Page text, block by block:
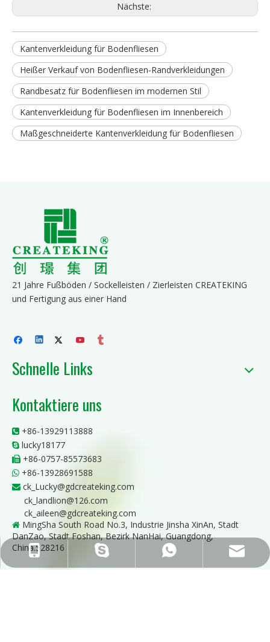
Nächste:
Kantenverkleidung für Bodenfliesen
Heißer Verkauf von Bodenfliesen-Randverkleidungen
Randbesatz für Bodenfliesen im modernen Stil
Kantenverkleidung für Bodenfliesen im Innenbereich
Maßgeschneiderte Kantenverkleidung für Bodenfliesen
21 Jahre Fußböden / Sockelleisten / Zierleisten CREATEKING
und Fertigung aus einer Hand
+86-13929113888
+86-13928691588
ck_Lucky@gdcreateking.com
Schnelle Links
Kontaktiere uns
 +86-13929113888
 lucky18177
 +86-0757-85573683
 +86-13928691588
 ck_Lucky@gdcreateking.com
ck_landlion@126.com
ck_aileen@gdcreateking.com
 MingSha South Road No.3, Industrie Jinsha XinAn, Stadt
DanZao, Stadt Foshan, Bezirk NanHai, Guangdong,
China.528216